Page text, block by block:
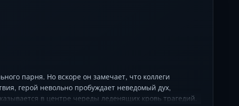
парня. Но вскоре он замечает, что коллеги
герой невольно пробуждает неведомый дух,
в центре череды леденящих кровь трагедий.